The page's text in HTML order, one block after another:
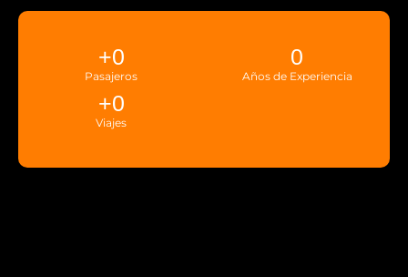
Pasajeros
+0
Años de Experiencia
0
Viajes
+0